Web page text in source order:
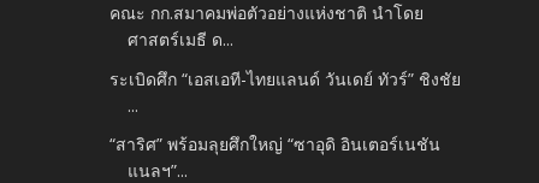
คณะ กก.สมาคมพ่อตัวอย่างแห่งชาติ นำโดย
ศาสตร์เมธี ด...
ระเบิดศึก “เอสเอที-ไทยแลนด์ วันเดย์ ทัวร์” ชิงชัย
...
“สาริศ” พร้อมลุยศึกใหญ่ “ซาอุดิ อินเตอร์เนชัน
แนลฯ”...